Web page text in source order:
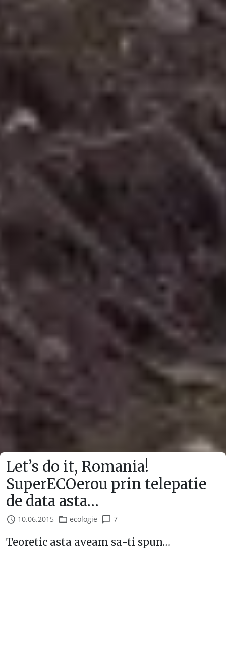
Let’s do it, Romania!
SuperECOerou prin telepatie
de data asta…
10.06.2015 ecologie 7
Teoretic asta aveam sa-ti spun…